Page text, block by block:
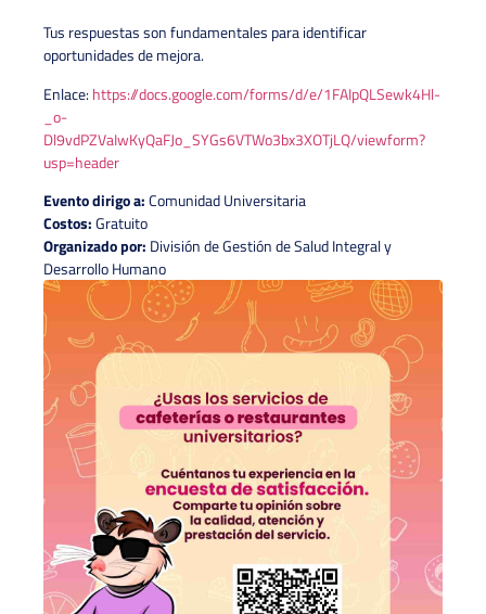
Tus respuestas son fundamentales para identificar
oportunidades de mejora.
Enlace:https://docs.google.com/forms/d/e/1FAIpQLSewk4Hl-
_o-
Dl9vdPZVaIwKyQaFJo_SYGs6VTWo3bx3XOTjLQ/viewform?
usp=header
Evento dirigo a:Comunidad Universitaria
Costos:Gratuito
Organizado por: División de Gestión de Salud Integral y
Desarrollo Humano